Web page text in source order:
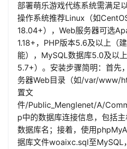
部署萌乐游戏代练系统需满足
操作系统推荐Linux（如
18.04+），Web服务器可选
1.18+，PHP版本5.6及以上（
能），MySQL数据库5.0及以
5.7+）。安装步骤简明：首先
务器Web目录（如/var/www/
置文
件/Public_Menglenet/A/
p中的数据库连接信息，包括
数据库名；接着，使用
据库文件woaixc.sql至MySQL